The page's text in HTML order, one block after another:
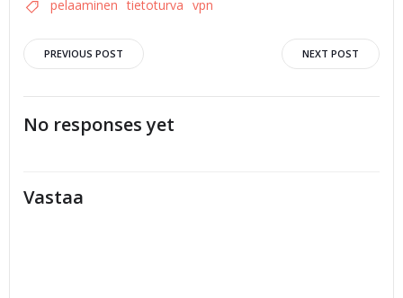
pelaaminen tietoturva vpn
Artikkelien
selaus
PREVIOUS POST
Artikkelien
selaus
NEXT POST
No responses yet
Vastaa